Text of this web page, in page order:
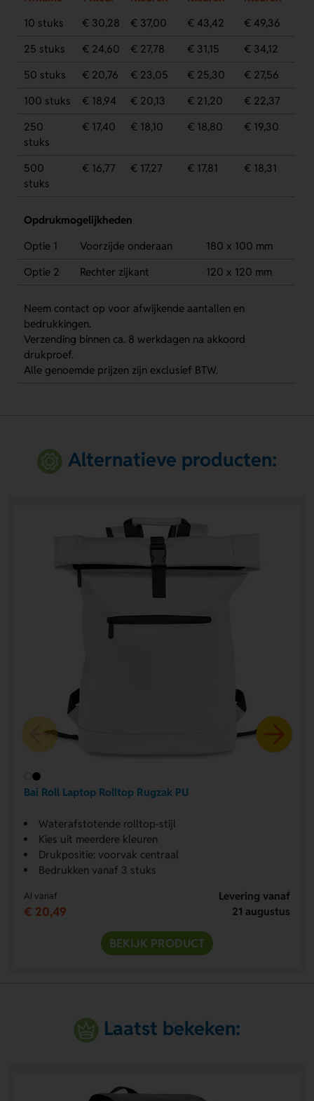
10 stuks
€ 30,28 € 37,00 € 43,42
€ 49,36
25 stuks
€ 24,60 € 27,78 € 31,15
€ 34,12
50 stuks
€ 20,76 € 23,05 € 25,30
€ 27,56
100 stuks
€ 18,94 € 20,13 € 21,20
€ 22,37
250
stuks
€ 17,40 € 18,10 € 18,80 € 19,30
500
stuks
€ 16,77 € 17,27 € 17,81 € 18,31
Opdrukmogelijkheden
Optie 1
Voorzijde onderaan
180 x 100 mm
Optie 2
Rechter zijkant 120 x 120 mm
Neem contact op voor afwijkende aantallen en
bedrukkingen.
Verzending binnen ca. 8 werkdagen na akkoord
drukproef.
Alle genoemde prijzen zijn exclusief BTW.
Alternatieve producten:
Bai Roll Laptop Rolltop Rugzak PU
Waterafstotende rolltop-stijl
Kies uit meerdere kleuren
Drukpositie: voorvak centraal
Bedrukken vanaf 3 stuks
Al vanaf
€ 20,49
Levering vanaf
21 augustus
BEKIJK PRODUCT
Laatst bekeken: